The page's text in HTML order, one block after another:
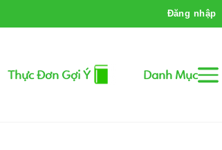
Đăng nhập
Thực Đơn Gợi Ý Danh Mục